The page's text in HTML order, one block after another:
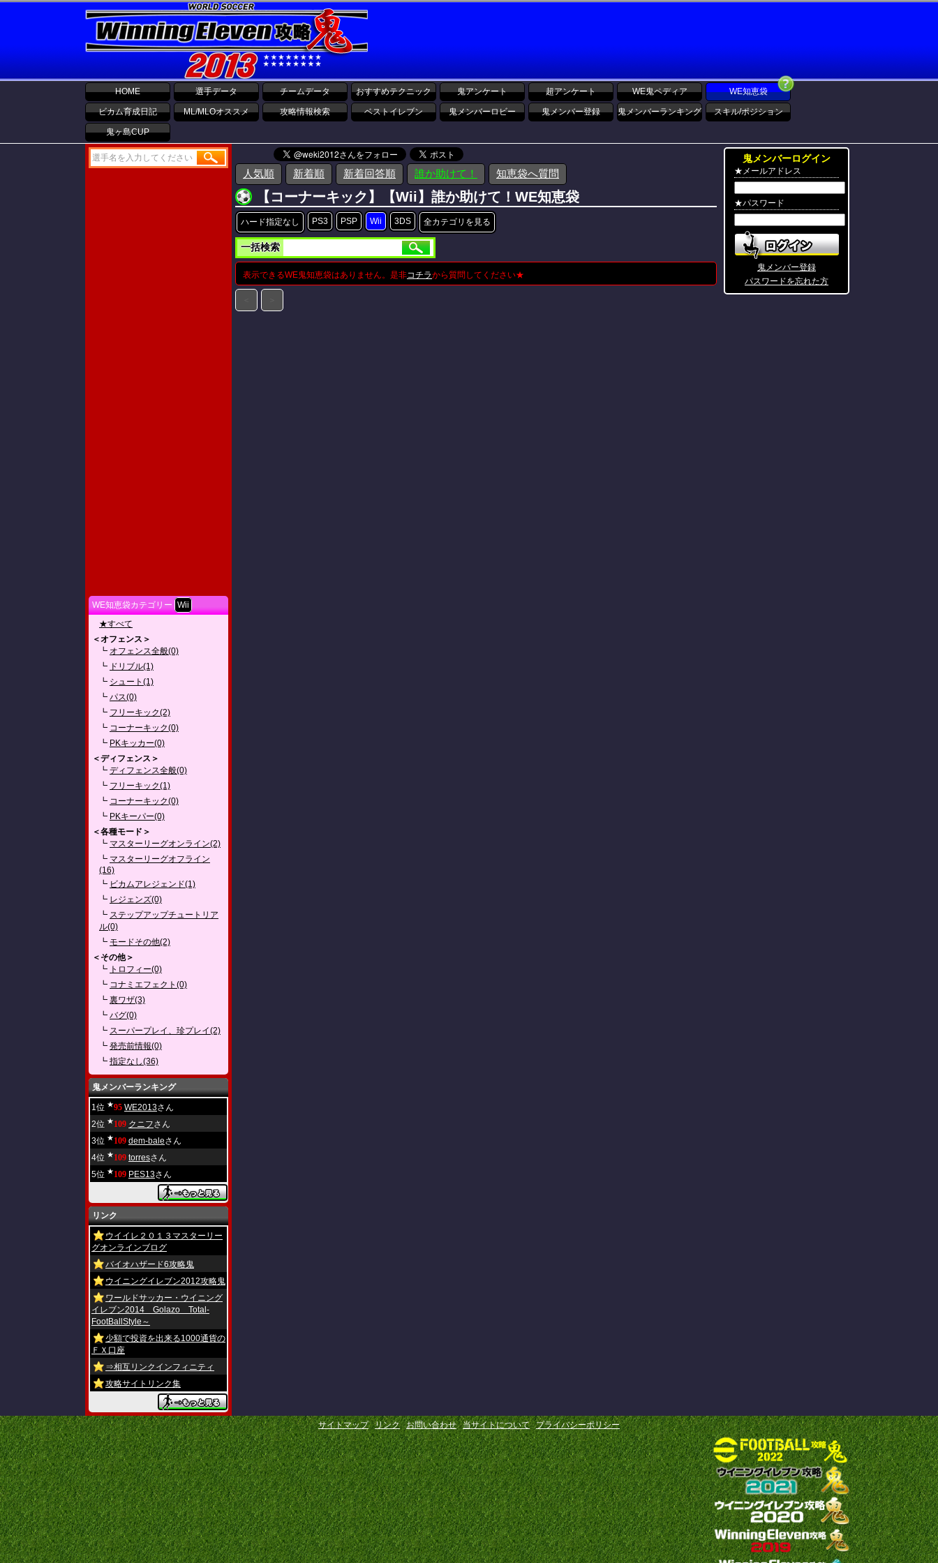
HOME 選手データ チームデータ おすすめテクニック 鬼アンケート 超アンケート WE鬼ペディア WE知恵袋
ビカム育成日記 ML/MLOオススメ 攻略情報検索 ベストイレブン 鬼メンバーロビー 鬼メンバー登録 鬼メンバーランキング スキル/ポジション
鬼ヶ島CUP
WE知恵袋カテゴリー Wii
★すべて
＜オフェンス＞
┗ オフェンス全般(0)
┗ ドリブル(1)
┗ シュート(1)
┗ パス(0)
┗ フリーキック(2)
┗ コーナーキック(0)
┗ PKキッカー(0)
＜ディフェンス＞
┗ ディフェンス全般(0)
┗ フリーキック(1)
┗ コーナーキック(0)
┗ PKキーパー(0)
＜各種モード＞
┗ マスターリーグオンライン(2)
┗ マスターリーグオフライン
(16)
┗ ビカムアレジェンド(1)
┗ レジェンズ(0)
┗ ステップアップチュートリア
ル(0)
┗ モードその他(2)
＜その他＞
┗ トロフィー(0)
┗ コナミエフェクト(0)
┗ 裏ワザ(3)
┗ バグ(0)
┗ スーパープレイ、珍プレイ(2)
┗ 発売前情報(0)
┗ 指定なし(36)
鬼メンバーランキング
1位 ★95 WE2013さん
2位 ★109 クニフさん
3位 ★109 dem-baleさん
4位 ★109 torresさん
5位 ★109 PES13さん
リンク
ウイイレ２０１３マスターリー
グオンラインブログ
バイオハザード6攻略鬼
ウイニングイレブン2012攻略鬼
ワールドサッカー・ウイニング
イレブン2014 Golazo Total-
FootBallStyle～
少額で投資を出来る1000通貨の
ＦＸ口座
⇒相互リンクインフィニティ
攻略サイトリンク集
人気順 新着順 新着回答順 誰か助けて！ 知恵袋へ質問
【コーナーキック】【Wii】誰か助けて！WE知恵袋
ハード指定なし PS3 PSP Wii 3DS 全カテゴリを見る
一括検索
表示できるWE鬼知恵袋はありません。是非コチラから質問してください★
鬼メンバーログイン
★メールアドレス
★パスワード
鬼メンバー登録
パスワードを忘れた方
サイトマップ リンク お問い合わせ 当サイトについて プライバシーポリシー